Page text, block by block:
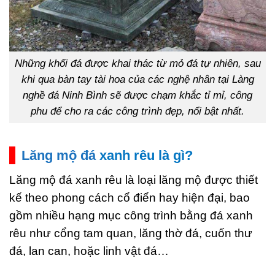
Những khối đá được khai thác từ mỏ đá tự nhiên, sau
khi qua bàn tay tài hoa của các nghệ nhân tại Làng
nghề đá Ninh Bình sẽ được chạm khắc tỉ mỉ, công
phu để cho ra các công trình đẹp, nổi bật nhất.
Lăng mộ đáxanh rêu là gì?
Lăng mộ đá xanh rêu là loại lăng mộ được thiết
kế theo phong cách cổ điển hay hiện đại, bao
gồm nhiều hạng mục công trình bằng đá xanh
rêu như cổng tam quan, lăng thờ đá, cuốn thư
đá, lan can, hoặc linh vật đá…